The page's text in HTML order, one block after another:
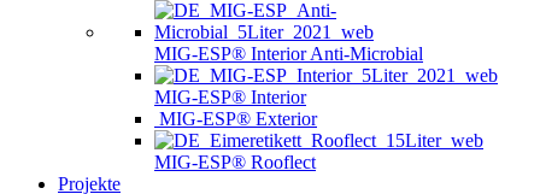
MIG-ESP® Interior Anti-Microbial
MIG-ESP® Interior
MIG-ESP® Exterior
MIG-ESP® Rooflect
Projekte